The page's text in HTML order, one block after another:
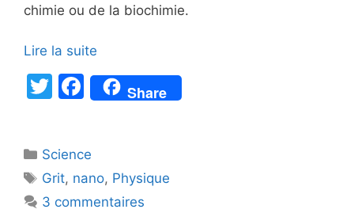
chimie ou de la biochimie.
Lire la suite
T
er
F
a
e
b
Share
Catégories
Science
Étiquettes
Grit, nano, Physique
3 commentaires